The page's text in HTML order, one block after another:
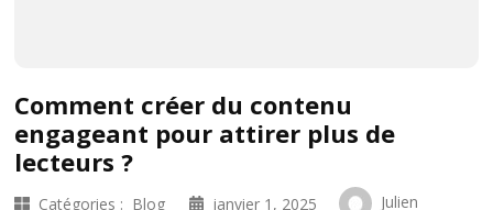
Comment créer du contenu
engageant pour attirer plus de
lecteurs ?
Catégories : Blog janvier 1, 2025 Julien